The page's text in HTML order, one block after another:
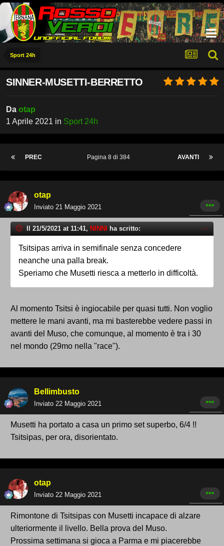
Sport 24h
SINNER-MUSETTI-BERRETTO
Da otap
1 Aprile 2021 in Sport 24h
PREC AVANTI
Pagina 8 di 384
otap
Inviato 21 Maggio 2021
Il 21/5/2021 at 11:41, NINNI ha scritto:
Tsitsipas arriva in semifinale senza concedere
neanche una palla break.
Speriamo che Musetti riesca a metterlo in difficoltà.
Al momento Tsitsi è ingiocabile per quasi tutti. Non voglio
mettere le mani avanti, ma mi basterebbe vedere passi in
avanti del Muso, che comunque, al momento è tra i 30
nel mondo (29mo nella "race").
Bellimbusto
Inviato 22 Maggio 2021
Musetti ha portato a casa un primo set superbo, 6/4 !!
Tsitsipas, per ora, disorientato.
otap
Inviato 22 Maggio 2021
Rimontone di Tsitsipas con Musetti incapace di alzare
ulteriormente il livello. Bella prova del Muso.
Prossima settimana si gioca a Parma e mi piacerebbe